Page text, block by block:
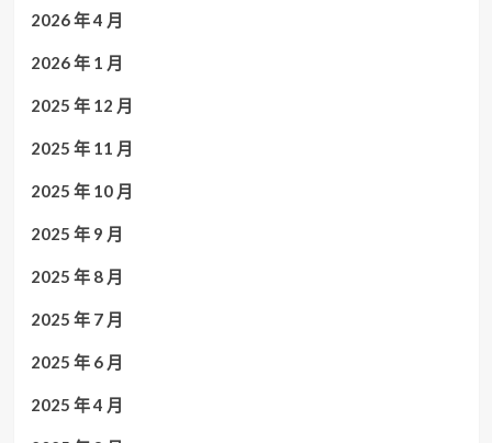
2026 年 4 月
2026 年 1 月
2025 年 12 月
2025 年 11 月
2025 年 10 月
2025 年 9 月
2025 年 8 月
2025 年 7 月
2025 年 6 月
2025 年 4 月